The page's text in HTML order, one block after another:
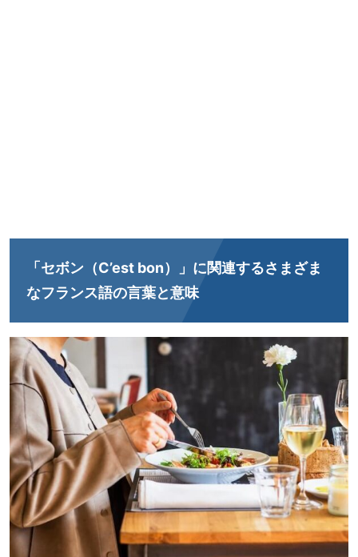
「セボン（C’est bon）」に関連するさまざま
なフランス語の言葉と意味